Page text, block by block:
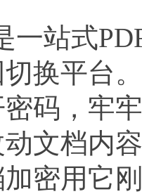
一站式
换平台
码，牢
文档内
密用它